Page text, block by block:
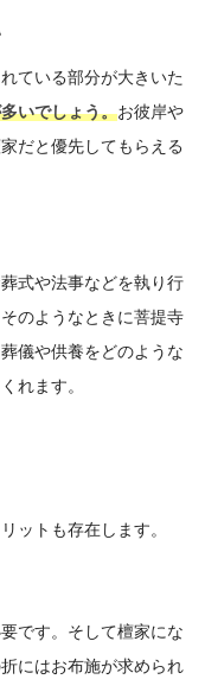
ている部分が大きいた
いでしょう。お彼岸や
だと優先してもらえる
式や法事などを執り行
のようなときに菩提寺
儀や供養をどのような
れます。
ットも存在します。
です。そして檀家にな
にはお布施が求められ